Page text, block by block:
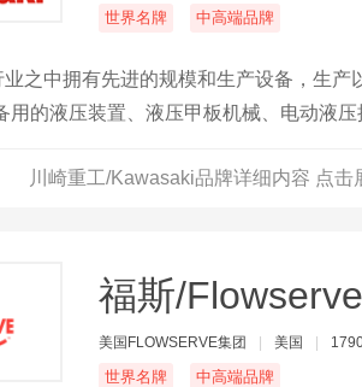
世界名牌 中高端品牌
业之中拥有先进的规模和生产设备，生
用的液压装置、液压甲板机械、电动液
川崎重工/Kawasaki品牌详细内容 点击
福斯/Flowserve
美国FLOWSERVE集团 美国
世界名牌 中高端品牌